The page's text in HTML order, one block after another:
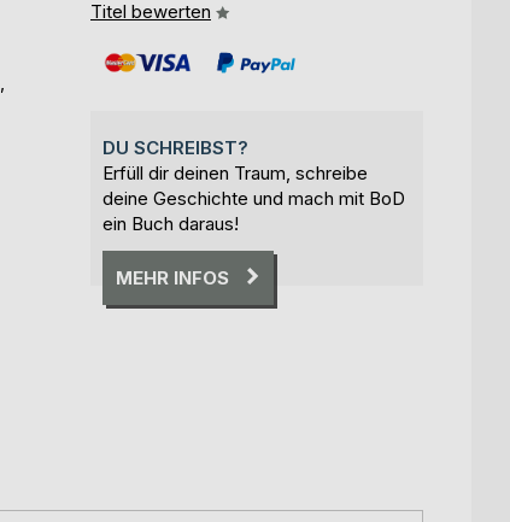
Titel bewerten
DU SCHREIBST?
Erfüll dir deinen Traum, schreibe
deine Geschichte und mach mit BoD
ein Buch daraus!
MEHR INFOS